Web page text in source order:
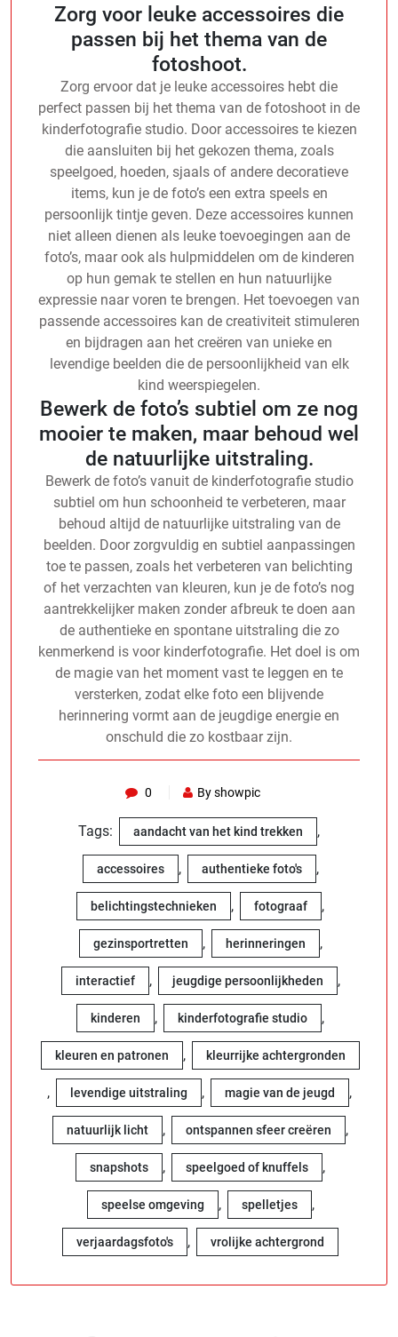
Zorg voor leuke accessoires die
passen bij het thema van de
fotoshoot.
Zorg ervoor dat je leuke accessoires hebt die
perfect passen bij het thema van de fotoshoot in de
kinderfotografie studio. Door accessoires te kiezen
die aansluiten bij het gekozen thema, zoals
speelgoed, hoeden, sjaals of andere decoratieve
items, kun je de foto’s een extra speels en
persoonlijk tintje geven. Deze accessoires kunnen
niet alleen dienen als leuke toevoegingen aan de
foto’s, maar ook als hulpmiddelen om de kinderen
op hun gemak te stellen en hun natuurlijke
expressie naar voren te brengen. Het toevoegen van
passende accessoires kan de creativiteit stimuleren
en bijdragen aan het creëren van unieke en
levendige beelden die de persoonlijkheid van elk
kind weerspiegelen.
Bewerk de foto’s subtiel om ze nog
mooier te maken, maar behoud wel
de natuurlijke uitstraling.
Bewerk de foto’s vanuit de kinderfotografie studio
subtiel om hun schoonheid te verbeteren, maar
behoud altijd de natuurlijke uitstraling van de
beelden. Door zorgvuldig en subtiel aanpassingen
toe te passen, zoals het verbeteren van belichting
of het verzachten van kleuren, kun je de foto’s nog
aantrekkelijker maken zonder afbreuk te doen aan
de authentieke en spontane uitstraling die zo
kenmerkend is voor kinderfotografie. Het doel is om
de magie van het moment vast te leggen en te
versterken, zodat elke foto een blijvende
herinnering vormt aan de jeugdige energie en
onschuld die zo kostbaar zijn.
0 By showpic
Tags: aandacht van het kind trekken ,
accessoires , authentieke foto's ,
belichtingstechnieken , fotograaf ,
gezinsportretten , herinneringen ,
interactief , jeugdige persoonlijkheden ,
kinderen , kinderfotografie studio ,
kleuren en patronen , kleurrijke achtergronden
, levendige uitstraling , magie van de jeugd ,
natuurlijk licht , ontspannen sfeer creëren ,
snapshots , speelgoed of knuffels ,
speelse omgeving , spelletjes ,
verjaardagsfoto's , vrolijke achtergrond